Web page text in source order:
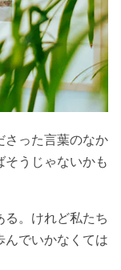
さった言葉のなか
うじゃないかも
る。けれど私たち
んでいかなくては